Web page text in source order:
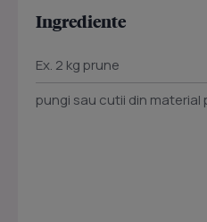
Ingrediente
Ex. 2 kg prune
pungi sau cutii din material